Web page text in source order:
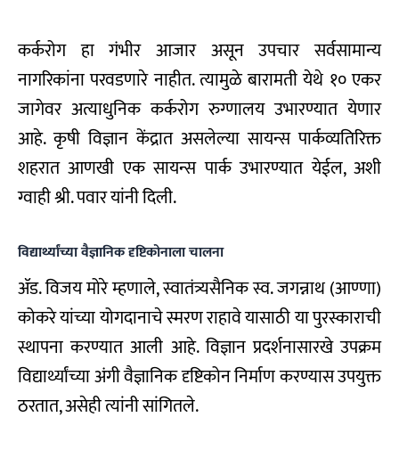
कर्करोग हा गंभीर आजार असून उपचार सर्वसामान्य
नागरिकांना परवडणारे नाहीत. त्यामुळे बारामती येथे १० एकर
जागेवर अत्याधुनिक कर्करोग रुग्णालय उभारण्यात येणार
आहे. कृषी विज्ञान केंद्रात असलेल्या सायन्स पार्कव्यतिरिक्त
शहरात आणखी एक सायन्स पार्क उभारण्यात येईल, अशी
ग्वाही श्री. पवार यांनी दिली.
विद्यार्थ्यांच्या वैज्ञानिक दृष्टिकोनाला चालना
ॲड. विजय मोरे म्हणाले, स्वातंत्र्यसैनिक स्व. जगन्नाथ (आण्णा)
कोकरे यांच्या योगदानाचे स्मरण राहावे यासाठी या पुरस्काराची
स्थापना करण्यात आली आहे. विज्ञान प्रदर्शनासारखे उपक्रम
विद्यार्थ्यांच्या अंगी वैज्ञानिक दृष्टिकोन निर्माण करण्यास उपयुक्त
ठरतात, असेही त्यांनी सांगितले.